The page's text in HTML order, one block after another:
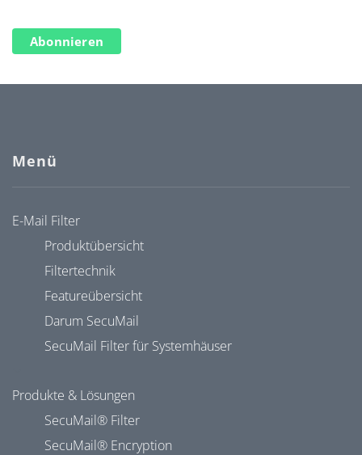
Abonnieren
Menü
E-Mail Filter
Produktübersicht
Filtertechnik
Featureübersicht
Darum SecuMail
SecuMail Filter für Systemhäuser
Produkte & Lösungen
SecuMail® Filter
SecuMail® Encryption